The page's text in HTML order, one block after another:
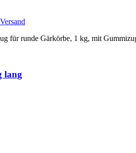
für runde Gärkörbe, 1 kg, mit
lang